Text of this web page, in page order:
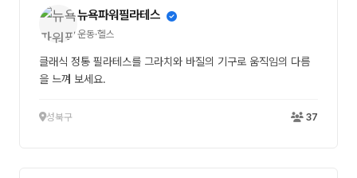
뉴욕파워필라테스
운동·헬스
클래식 정통 필라테스를 그라치와 바질의 기구로 움직임의 다름
을 느껴 보세요.
성북구 37